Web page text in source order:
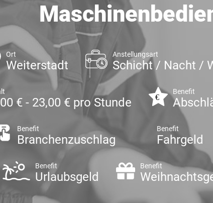
Ort
Weiterstadt
Anstellungsart
Schicht / Nacht /
€ - 23,00 € pro Stunde
Benefit
Benefit
Branchenzuschlag
Benefit
Fahrgeld
Benefit
Urlaubsgeld
Benefit